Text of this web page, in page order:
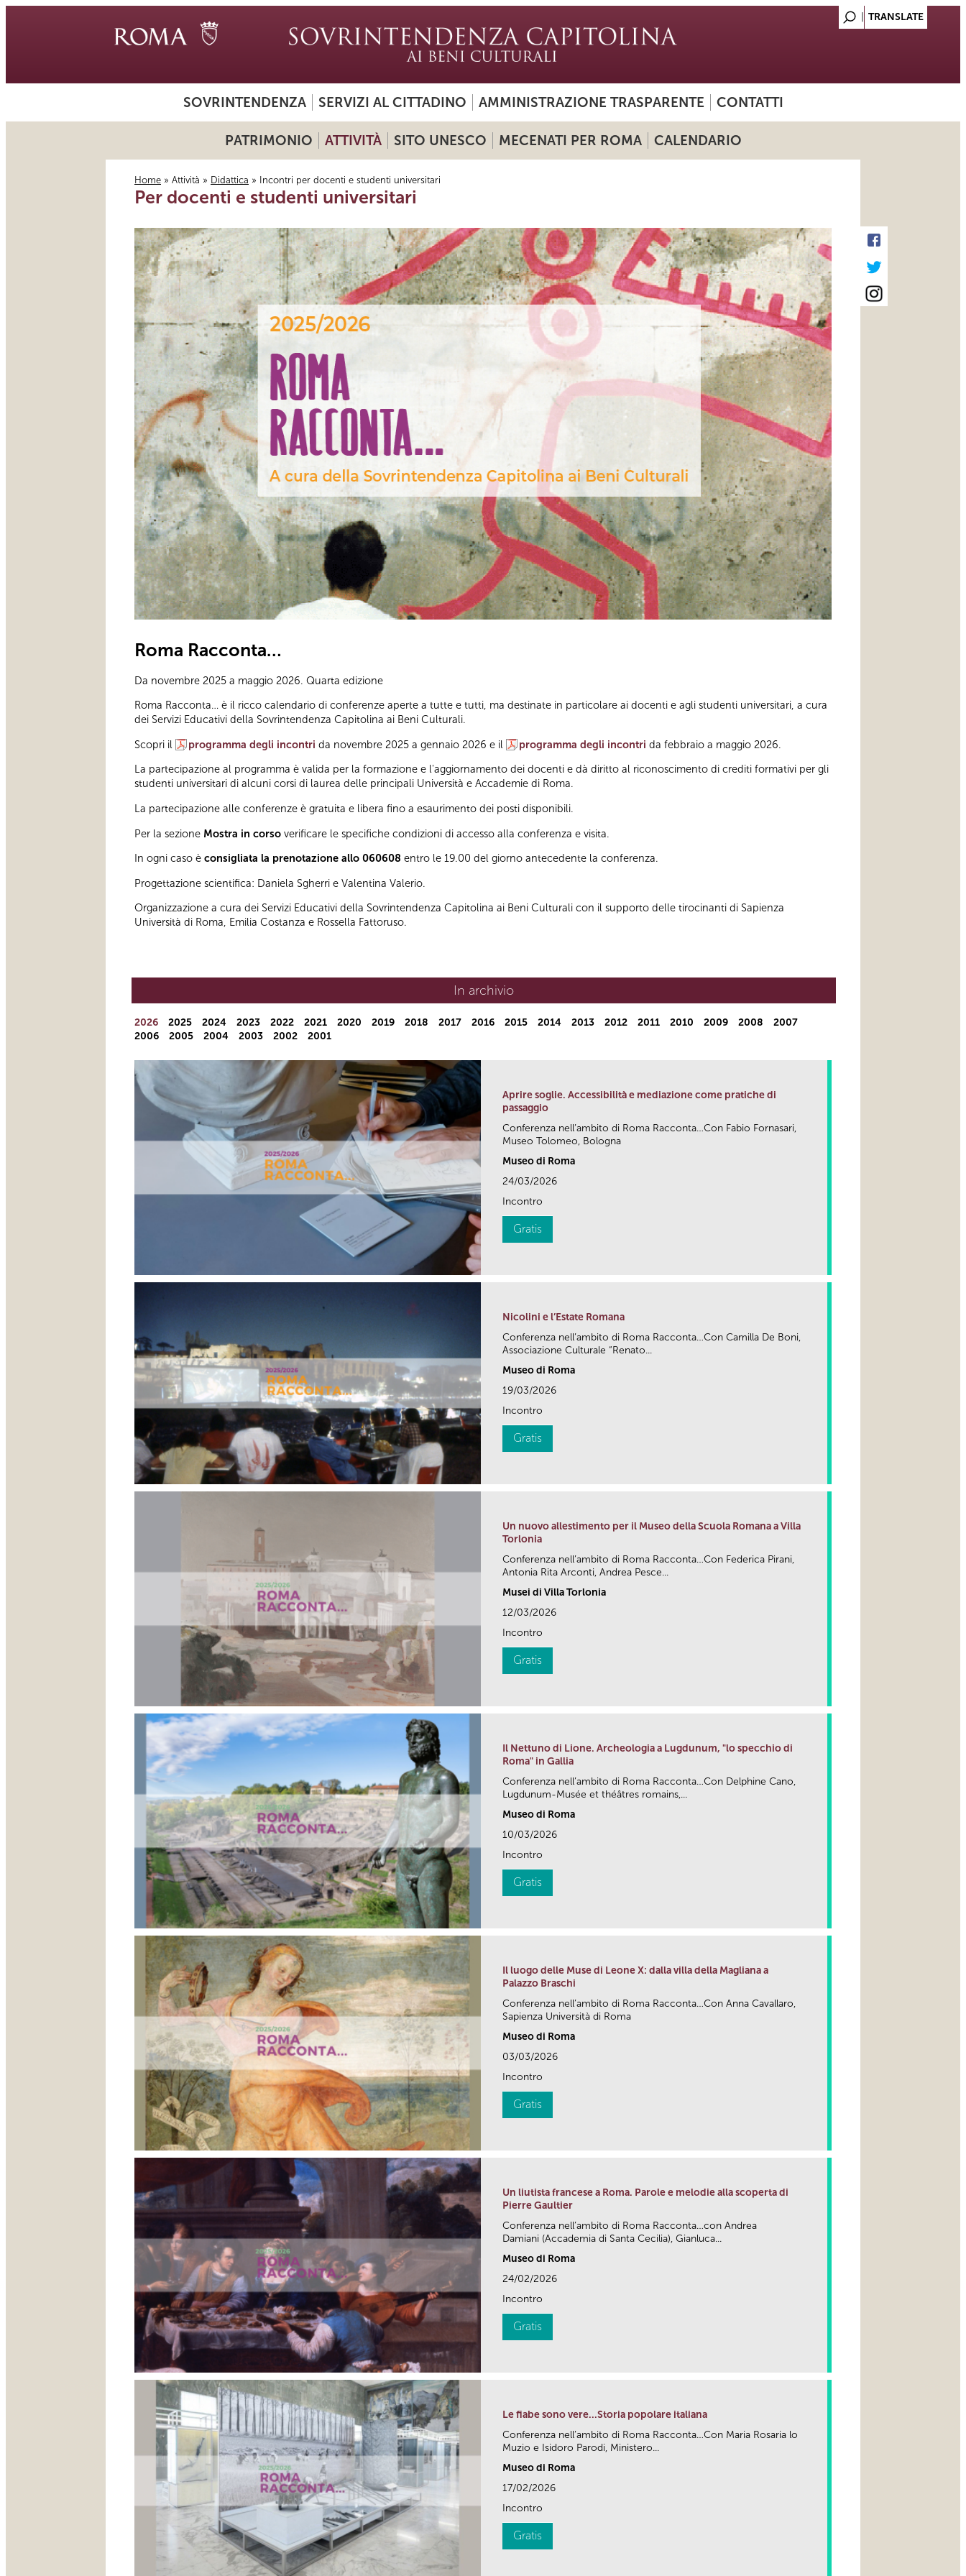
SOVRINTENDENZA SERVIZI AL CITTADINO AMMINISTRAZIONE TRASPARENTE CONTATTI
PATRIMONIO ATTIVITÀ SITO UNESCO MECENATI PER ROMA CALENDARIO
Tu sei qui
Home » Attività » Didattica » Incontri per docenti e studenti universitari
Per docenti e studenti universitari
Roma Racconta…
Da novembre 2025 a maggio 2026. Quarta edizione
Roma Racconta… è il ricco calendario di conferenze aperte a tutte e tutti, ma destinate in particolare ai docenti e agli studenti universitari, a cura
dei Servizi Educativi della Sovrintendenza Capitolina ai Beni Culturali.
Scopri il
programma degli incontri da novembre 2025 a gennaio 2026 e il programma degli incontri da febbraio a maggio 2026.
La partecipazione al programma è valida per la formazione e l'aggiornamento dei docenti e dà diritto al riconoscimento di crediti formativi per gli
studenti universitari di alcuni corsi di laurea delle principali Università e Accademie di Roma.
La partecipazione alle conferenze è gratuita e libera fino a esaurimento dei posti disponibili.
Per la sezione Mostra in corso verificare le specifiche condizioni di accesso alla conferenza e visita.
In ogni caso è consigliata la prenotazione allo 060608 entro le 19.00 del giorno antecedente la conferenza.
Progettazione scientifica: Daniela Sgherri e Valentina Valerio.
Organizzazione a cura dei Servizi Educativi della Sovrintendenza Capitolina ai Beni Culturali con il supporto delle tirocinanti di Sapienza
Università di Roma, Emilia Costanza e Rossella Fattoruso.
In archivio
Year
2026 2025 2024 2023 2022 2021 2020 2019 2018 2017 2016 2015 2014 2013 2012 2011 2010 2009 2008
2007
2006
2005 2004 2003 2002 2001
Aprire soglie. Accessibilità e mediazione come pratiche di
passaggio
Conferenza nell’ambito di Roma Racconta…Con Fabio Fornasari,
Museo Tolomeo, Bologna
Museo di Roma
24/03/2026
Incontro
Gratis
Nicolini e l’Estate Romana
Conferenza nell’ambito di Roma Racconta…Con Camilla De Boni,
Associazione Culturale “Renato...
Museo di Roma
19/03/2026
Incontro
Gratis
Un nuovo allestimento per il Museo della Scuola Romana a Villa
Torlonia
Conferenza nell’ambito di Roma Racconta…Con Federica Pirani,
Antonia Rita Arconti, Andrea Pesce...
Musei di Villa Torlonia
12/03/2026
Incontro
Gratis
Il Nettuno di Lione. Archeologia a Lugdunum, "lo specchio di
Roma" in Gallia
Conferenza nell’ambito di Roma Racconta…Con Delphine Cano,
Lugdunum-Musée et théâtres romains,...
Museo di Roma
10/03/2026
Incontro
Gratis
Il luogo delle Muse di Leone X: dalla villa della Magliana a
Palazzo Braschi
Conferenza nell’ambito di Roma Racconta…Con Anna Cavallaro,
Sapienza Università di Roma
Museo di Roma
03/03/2026
Incontro
Gratis
Un liutista francese a Roma. Parole e melodie alla scoperta di
Pierre Gaultier
Conferenza nell’ambito di Roma Racconta…con Andrea
Damiani (Accademia di Santa Cecilia), Gianluca...
Museo di Roma
24/02/2026
Incontro
Gratis
Le fiabe sono vere...Storia popolare italiana
Conferenza nell’ambito di Roma Racconta…Con Maria Rosaria lo
Muzio e Isidoro Parodi, Ministero...
Museo di Roma
17/02/2026
Incontro
Gratis